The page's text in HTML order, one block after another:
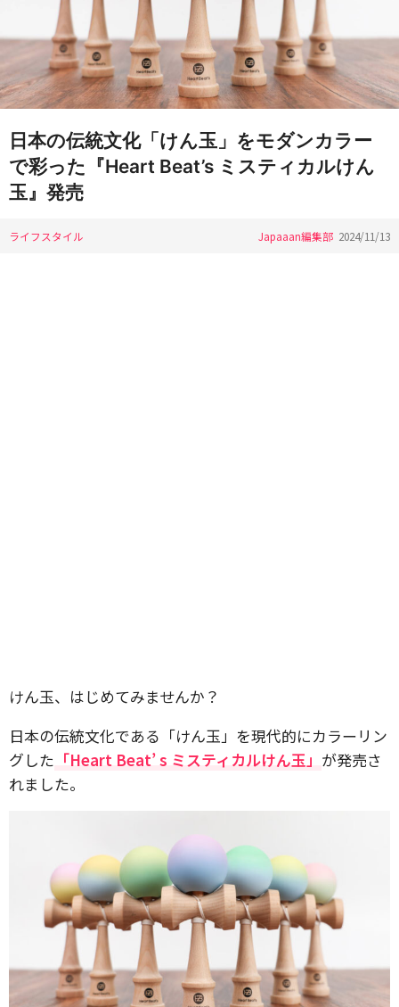
日本の伝統文化「けん玉」をモダンカラー
で彩った『Heart Beat’s ミスティカルけん
玉』発売
ライフスタイル Japaaan編集部 2024/11/13
けん玉、はじめてみませんか？
日本の伝統文化である「けん玉」を現代的にカラーリン
グした 「Heart Beat’ s ミスティカルけん玉」 が発売さ
れました。